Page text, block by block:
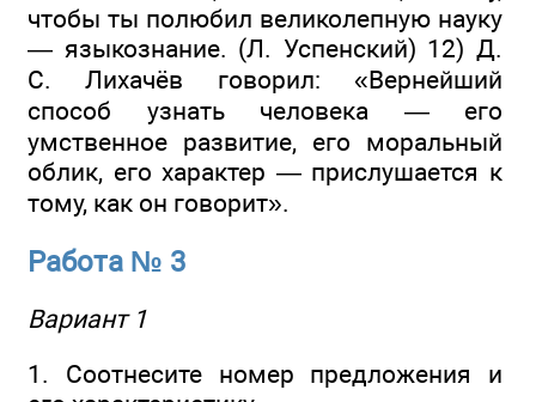
чтобы ты полюбил великолепную науку
— языкознание. (Л. Успенский) 12) Д.
С. Лихачёв говорил: «Вернейший
способ узнать человека — его
умственное развитие, его моральный
облик, его характер — прислушается к
тому, как он говорит».
Работа № 3
Вариант 1
1. Соотнесите номер предложения и